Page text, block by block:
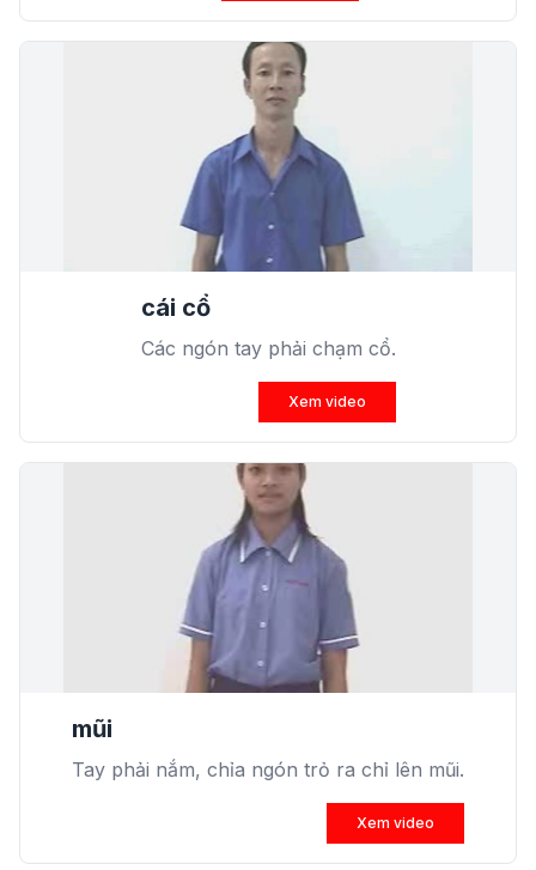
cái cổ
Các ngón tay phải chạm cổ.
Xem video
mũi
Tay phải nắm, chỉa ngón trỏ ra chỉ lên mũi.
Xem video